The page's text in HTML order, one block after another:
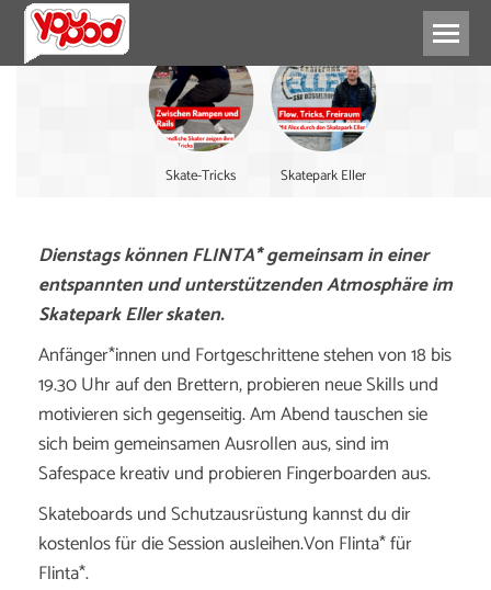
Skate-Tricks Skatepark Eller
Dienstags können FLINTA* gemeinsam in einer
entspannten und unterstützenden Atmosphäre im
Skatepark Eller skaten.
Anfänger*innen und Fortgeschrittene stehen von 18 bis
19.30 Uhr auf den Brettern, probieren neue Skills und
motivieren sich gegenseitig. Am Abend tauschen sie
sich beim gemeinsamen Ausrollen aus, sind im
Safespace kreativ und probieren Fingerboarden aus.
Skateboards und Schutzausrüstung kannst du dir
kostenlos für die Session ausleihen.Von Flinta* für
Flinta*.